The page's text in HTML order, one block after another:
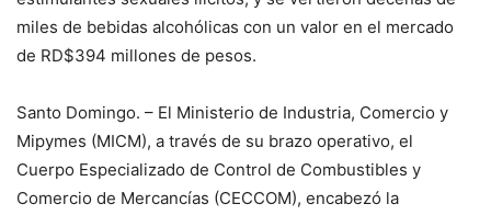
miles de bebidas alcohólicas con un valor en el mercado
de RD$394 millones de pesos.
Santo Domingo. – El Ministerio de Industria, Comercio y
Mipymes (MICM), a través de su brazo operativo, el
Cuerpo Especializado de Control de Combustibles y
Comercio de Mercancías (CECCOM), encabezó la